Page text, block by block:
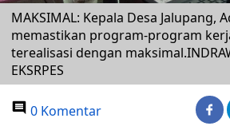
MAKSIMAL: Kepala Desa Jalupang,
memastikan program-program
terealisasi dengan
EKSRPES
0 Komentar